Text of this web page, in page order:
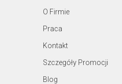
O Firmie
Praca
Kontakt
Szczegóły Promocji
Blog